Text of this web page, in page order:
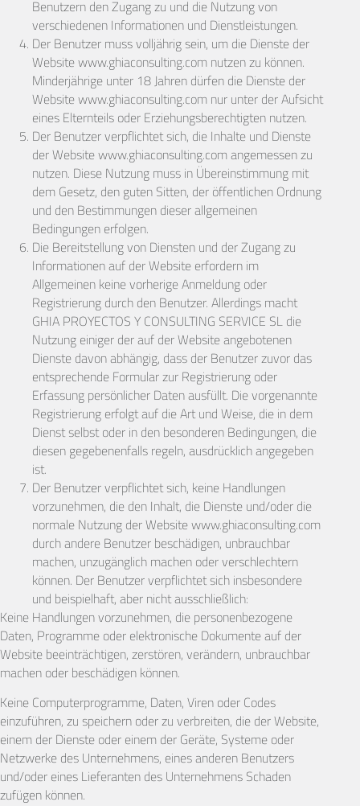
Benutzern den Zugang zu und die Nutzung von
verschiedenen Informationen und Dienstleistungen.
Der Benutzer muss volljährig sein, um die Dienste der
Website www.ghiaconsulting.com nutzen zu können.
Minderjährige unter 18 Jahren dürfen die Dienste der
Website www.ghiaconsulting.com nur unter der Aufsicht
eines Elternteils oder Erziehungsberechtigten nutzen.
Der Benutzer verpflichtet sich, die Inhalte und Dienste
der Website www.ghiaconsulting.com angemessen zu
nutzen. Diese Nutzung muss in Übereinstimmung mit
dem Gesetz, den guten Sitten, der öffentlichen Ordnung
und den Bestimmungen dieser allgemeinen
Bedingungen erfolgen.
Die Bereitstellung von Diensten und der Zugang zu
Informationen auf der Website erfordern im
Allgemeinen keine vorherige Anmeldung oder
Registrierung durch den Benutzer. Allerdings macht
GHIA PROYECTOS Y CONSULTING SERVICE SL die
Nutzung einiger der auf der Website angebotenen
Dienste davon abhängig, dass der Benutzer zuvor das
entsprechende Formular zur Registrierung oder
Erfassung persönlicher Daten ausfüllt. Die vorgenannte
Registrierung erfolgt auf die Art und Weise, die in dem
Dienst selbst oder in den besonderen Bedingungen, die
diesen gegebenenfalls regeln, ausdrücklich angegeben
ist.
Der Benutzer verpflichtet sich, keine Handlungen
vorzunehmen, die den Inhalt, die Dienste und/oder die
normale Nutzung der Website www.ghiaconsulting.com
durch andere Benutzer beschädigen, unbrauchbar
machen, unzugänglich machen oder verschlechtern
können. Der Benutzer verpflichtet sich insbesondere
und beispielhaft, aber nicht ausschließlich:
Keine Handlungen vorzunehmen, die personenbezogene
Daten, Programme oder elektronische Dokumente auf der
Website beeinträchtigen, zerstören, verändern, unbrauchbar
machen oder beschädigen können.
Keine Computerprogramme, Daten, Viren oder Codes
einzuführen, zu speichern oder zu verbreiten, die der Website,
einem der Dienste oder einem der Geräte, Systeme oder
Netzwerke des Unternehmens, eines anderen Benutzers
und/oder eines Lieferanten des Unternehmens Schaden
zufügen können.